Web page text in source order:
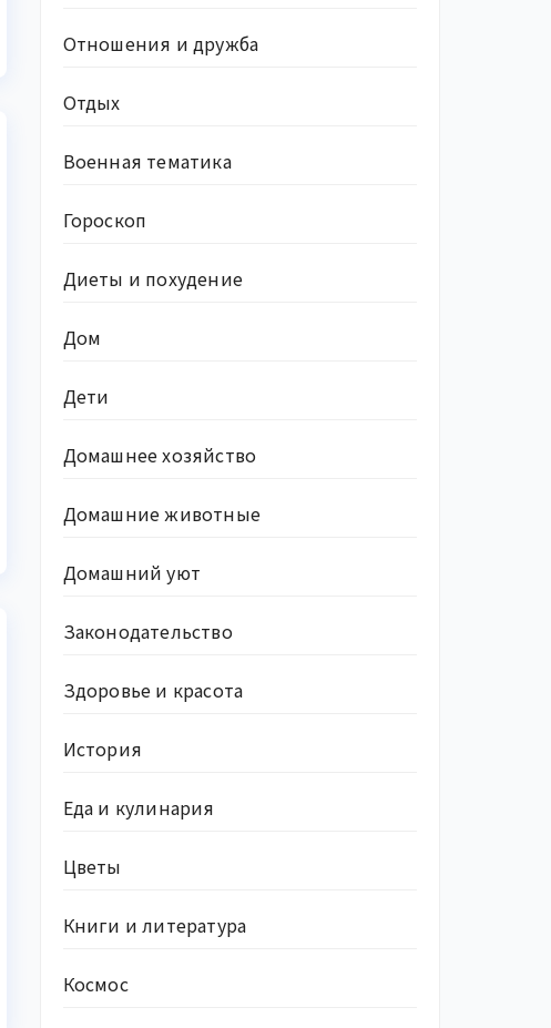
Отношения и дружба
Отдых
Военная тематика
Гороскоп
Диеты и похудение
Дом
Дети
Домашнее хозяйство
Домашние животные
Домашний уют
Законодательство
Здоровье и красота
История
Еда и кулинария
Цветы
Книги и литература
Космос